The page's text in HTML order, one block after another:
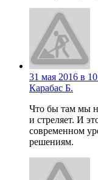
31 мая 2016 в
Карабас Б.
Что бы там мы
и стреляет. И
современном
решениям.